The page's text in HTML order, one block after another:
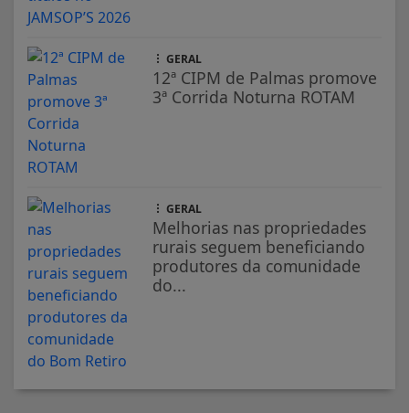
GERAL
12ª CIPM de Palmas promove
3ª Corrida Noturna ROTAM
GERAL
Melhorias nas propriedades
rurais seguem beneficiando
produtores da comunidade
do...